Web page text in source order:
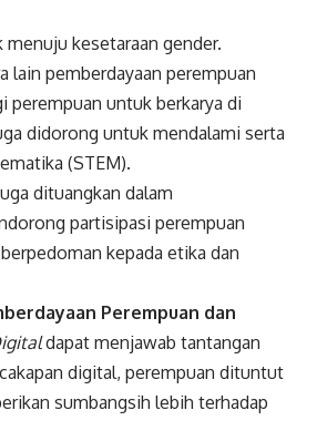
kesetaraan gender.
lain pemberdayaan perempuan
perempuan untuk berkarya di
didorong untuk mendalami serta
(STEM).
dituangkan dalam
partisipasi perempuan
kepada etika dan
Perempuan dan
dapat menjawab tantangan
digital, perempuan dituntut
sumbangsih lebih terhadap